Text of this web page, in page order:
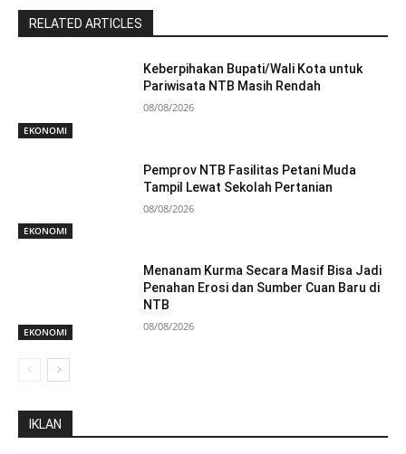
RELATED ARTICLES
EKONOMI
Keberpihakan Bupati/Wali Kota untuk
Pariwisata NTB Masih Rendah
08/08/2026
EKONOMI
Pemprov NTB Fasilitas Petani Muda
Tampil Lewat Sekolah Pertanian
08/08/2026
EKONOMI
Menanam Kurma Secara Masif Bisa Jadi
Penahan Erosi dan Sumber Cuan Baru di
NTB
08/08/2026
IKLAN